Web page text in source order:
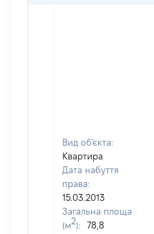
Вид об'єкта:
Квартира
Дата набуття
права:
15.03.2013
Загальна площа
(м2):
78,8